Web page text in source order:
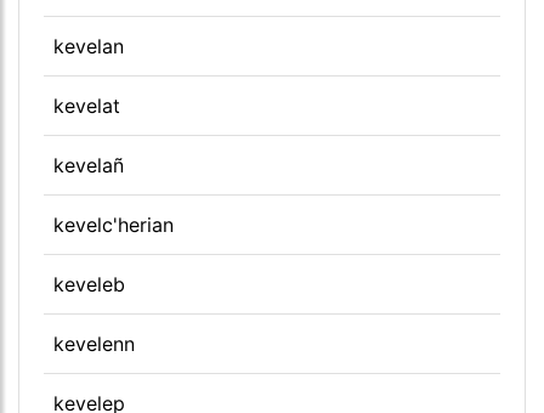
kevelan
kevelat
kevelañ
kevelc'herian
keveleb
kevelenn
kevelep